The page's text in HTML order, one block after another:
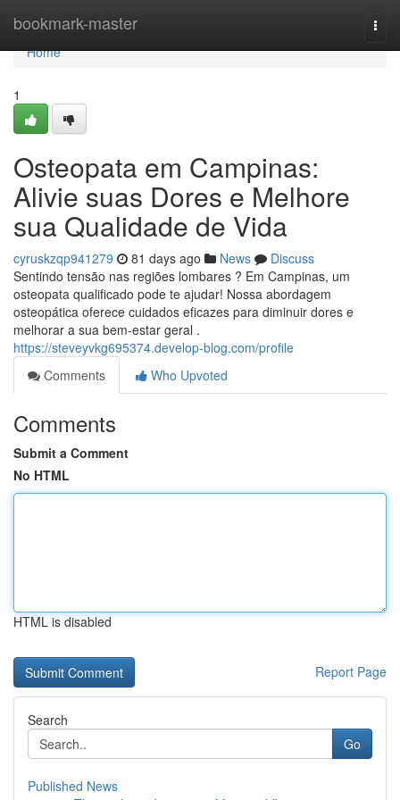
bookmark-master
Home
Home
1
Osteopata em Campinas:
Alivie suas Dores e Melhore
sua Qualidade de Vida
cyruskzqp941279 81 days ago News
Discuss
Sentindo tensão nas regiões lombares ? Em Campinas, um
osteopata qualificado pode te ajudar! Nossa abordagem
osteopática oferece cuidados eficazes para diminuir dores e
melhorar a sua bem-estar geral .
https://steveyvkg695374.develop-blog.com/profile
Comments
Who Upvoted
Comments
Submit a Comment
No HTML
HTML is disabled
Report Page
Search
Go
Published News